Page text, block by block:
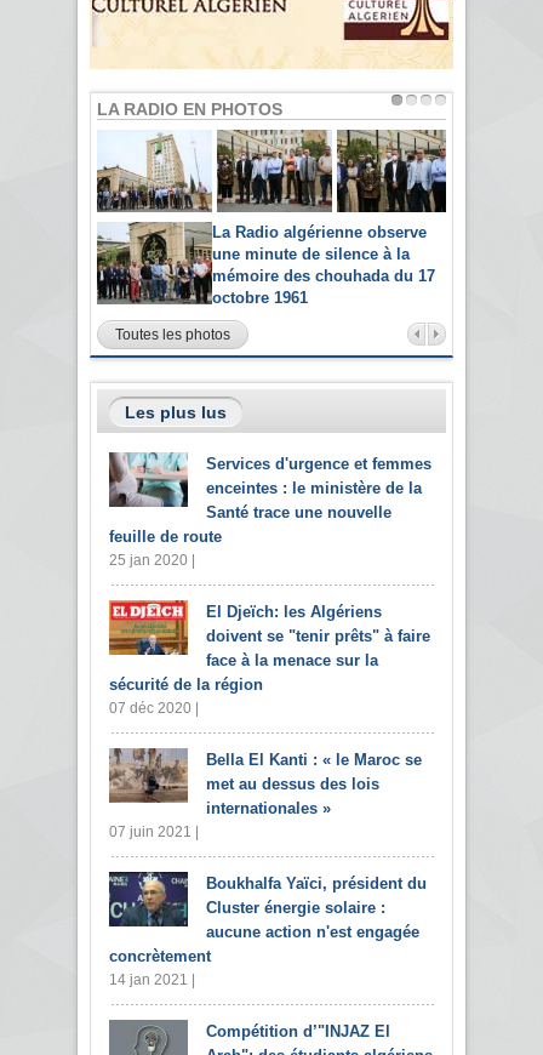
LA RADIO EN PHOTOS
La Radio algérienne observe
une minute de silence à la
mémoire des chouhada du 17
octobre 1961
Toutes les photos
Les plus lus
Services d'urgence et femmes
enceintes : le ministère de la
Santé trace une nouvelle
feuille de route
25 jan 2020 |
El Djeïch: les Algériens
doivent se "tenir prêts" à faire
face à la menace sur la
sécurité de la région
07 déc 2020 |
Bella El Kanti : « le Maroc se
met au dessus des lois
internationales »
07 juin 2021 |
Boukhalfa Yaïci, président du
Cluster énergie solaire :
aucune action n'est engagée
concrètement
14 jan 2021 |
Compétition d’"INJAZ El